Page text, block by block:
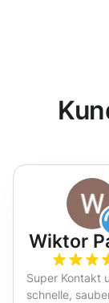
Wiktor
Super Kontakt
schnelle,